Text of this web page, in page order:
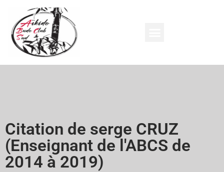
Citation de serge CRUZ
(Enseignant de l'ABCS de
2014 à 2019)